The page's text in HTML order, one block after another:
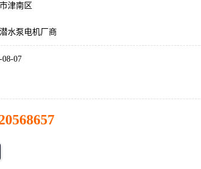
津南区
水泵电机厂商
08-07